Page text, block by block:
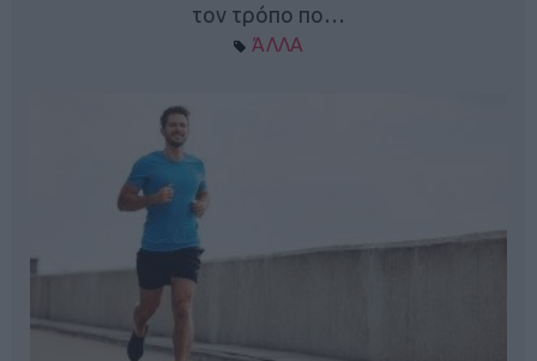
τον τρόπο πο…
ΆΛΛΑ